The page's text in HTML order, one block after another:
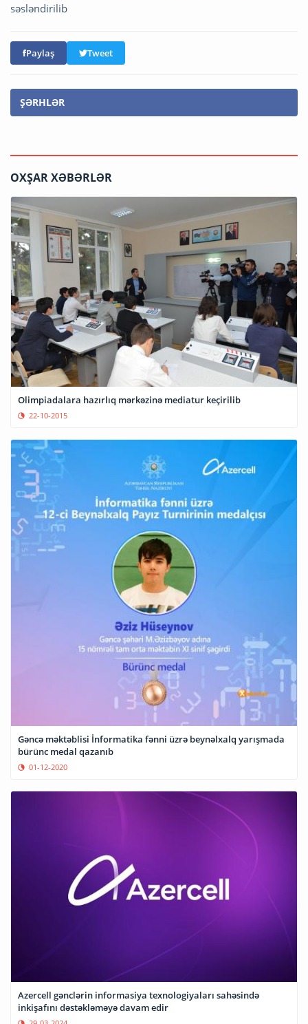
səsləndirilib
Paylaş Tweet
ŞƏRHLƏR
OXŞAR XƏBƏRLƏR
Olimpiadalara hazırlıq mərkəzinə mediatur keçirilib
22-10-2015
Gəncə məktəblisi İnformatika fənni üzrə beynəlxalq yarışmada
bürünc medal qazanıb
01-12-2020
Azercell gənclərin informasiya texnologiyaları sahəsində
inkişafını dəstəkləməyə davam edir